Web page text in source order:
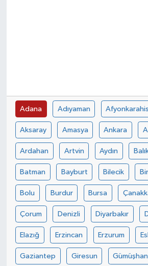
Adana Adıyaman
Aksaray Amasya Ankara
Ardahan Artvin Aydın
Batman Bayburt Bilecik
Bolu Burdur Bursa
Çorum Denizli Diyarbakır
Elazığ Erzincan Erzurum
Gaziantep Giresun